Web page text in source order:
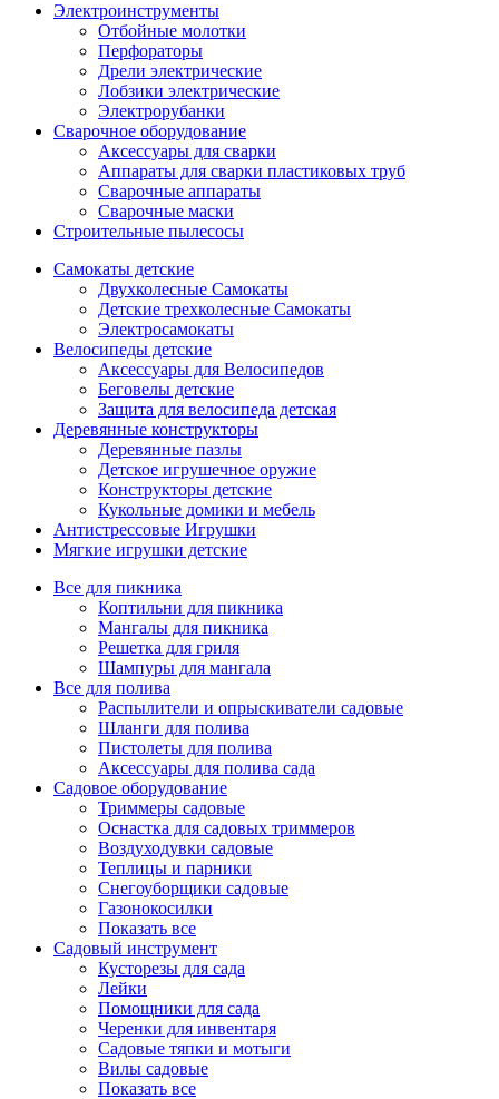
Электроинструменты
Отбойные молотки
Перфораторы
Дрели электрические
Лобзики электрические
Электрорубанки
Сварочное оборудование
Аксессуары для сварки
Аппараты для сварки пластиковых труб
Сварочные аппараты
Сварочные маски
Строительные пылесосы
Самокаты детские
Двухколесные Cамокаты
Детские трехколесные Самокаты
Электросамокаты
Велосипеды детские
Аксессуары для Велосипедов
Беговелы детские
Защита для велосипеда детская
Деревянные конструкторы
Деревянные пазлы
Детское игрушечное оружие
Конструкторы детские
Кукольные домики и мебель
Антистрессовые Игрушки
Мягкие игрушки детские
Все для пикника
Коптильни для пикника
Мангалы для пикника
Решетка для гриля
Шампуры для мангала
Все для полива
Распылители и опрыскиватели садовые
Шланги для полива
Пистолеты для полива
Аксессуары для полива сада
Садовое оборудование
Триммеры садовые
Оснастка для садовых триммеров
Воздуходувки садовые
Теплицы и парники
Снегоуборщики садовые
Газонокосилки
Показать все
Садовый инструмент
Кусторезы для сада
Лейки
Помощники для сада
Черенки для инвентаря
Садовые тяпки и мотыги
Вилы садовые
Показать все